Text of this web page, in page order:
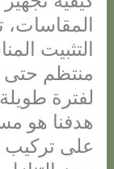
المقاسات،
التثبيت
منتظم حتى
لفترة
هدفنا هو
على تركيب